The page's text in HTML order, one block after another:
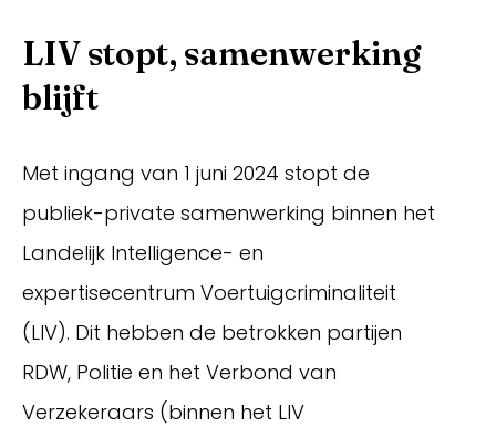
LIV stopt, samenwerking
blijft
Met ingang van 1 juni 2024 stopt de
publiek-private samenwerking binnen het
Landelijk Intelligence- en
expertisecentrum Voertuigcriminaliteit
(LIV). Dit hebben de betrokken partijen
RDW, Politie en het Verbond van
Verzekeraars (binnen het LIV